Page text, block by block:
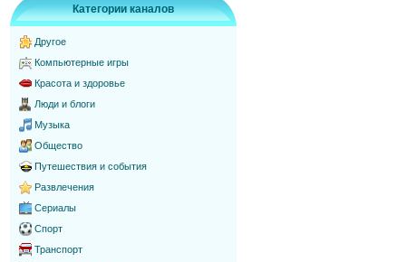
Категории каналов
Другое
Компьютерные игры
Красота и здоровье
Люди и блоги
Музыка
Общество
Путешествия и события
Развлечения
Сериалы
Спорт
Транспорт